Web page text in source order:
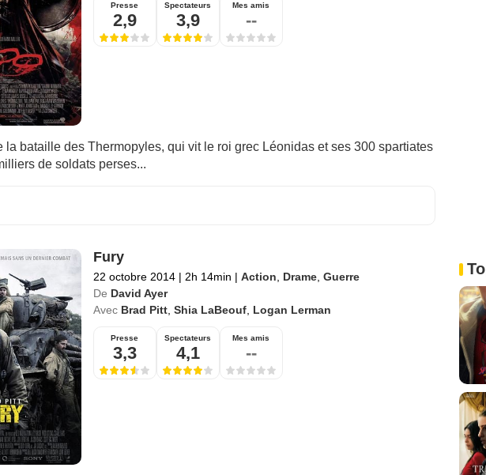
Presse
2,9
Spectateurs
3,9
Mes amis
--
la bataille des Thermopyles, qui vit le roi grec Léonidas et ses 300 spartiates
de soldats perses...
Fury
22 octobre 2014 | 2h 14min | Action Drame, Guerre
De David Ayer
Avec Brad Pitt, Shia LaBeouf, Logan Lerman
Presse
3,3
Spectateurs
4,1
Mes amis
--